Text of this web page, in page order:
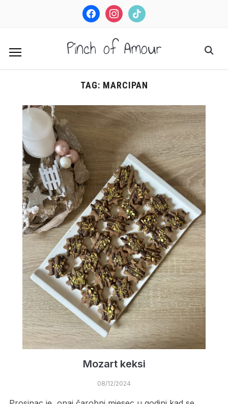
facebookinstagramtiktok
Pinch of Amour
TAG: MARCIPAN
Mozart keksi
08/12/2024